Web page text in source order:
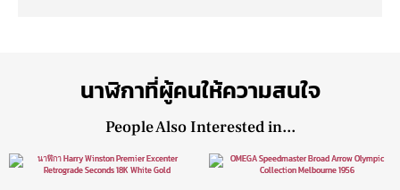
นาฬิกาที่ผู้คนให้ความสนใจ
People Also Interested in...